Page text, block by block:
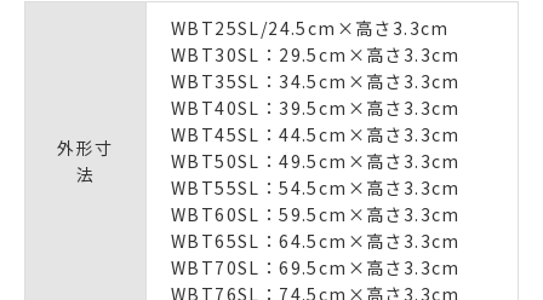
外形寸
法
WBT25SL/24.5cm×高さ3.3cm
WBT30SL：29.5cm×高さ3.3cm
WBT35SL：34.5cm×高さ3.3cm
WBT40SL：39.5cm×高さ3.3cm
WBT45SL：44.5cm×高さ3.3cm
WBT50SL：49.5cm×高さ3.3cm
WBT55SL：54.5cm×高さ3.3cm
WBT60SL：59.5cm×高さ3.3cm
WBT65SL：64.5cm×高さ3.3cm
WBT70SL：69.5cm×高さ3.3cm
WBT76SL：74.5cm×高さ3.3cm